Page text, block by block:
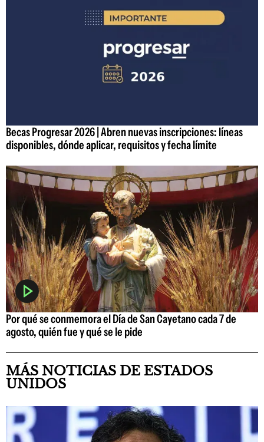
Becas Progresar 2026 | Abren nuevas inscripciones: líneas
disponibles, dónde aplicar, requisitos y fecha límite
Por qué se conmemora el Día de San Cayetano cada 7 de
agosto, quién fue y qué se le pide
MÁS NOTICIAS DE ESTADOS
UNIDOS